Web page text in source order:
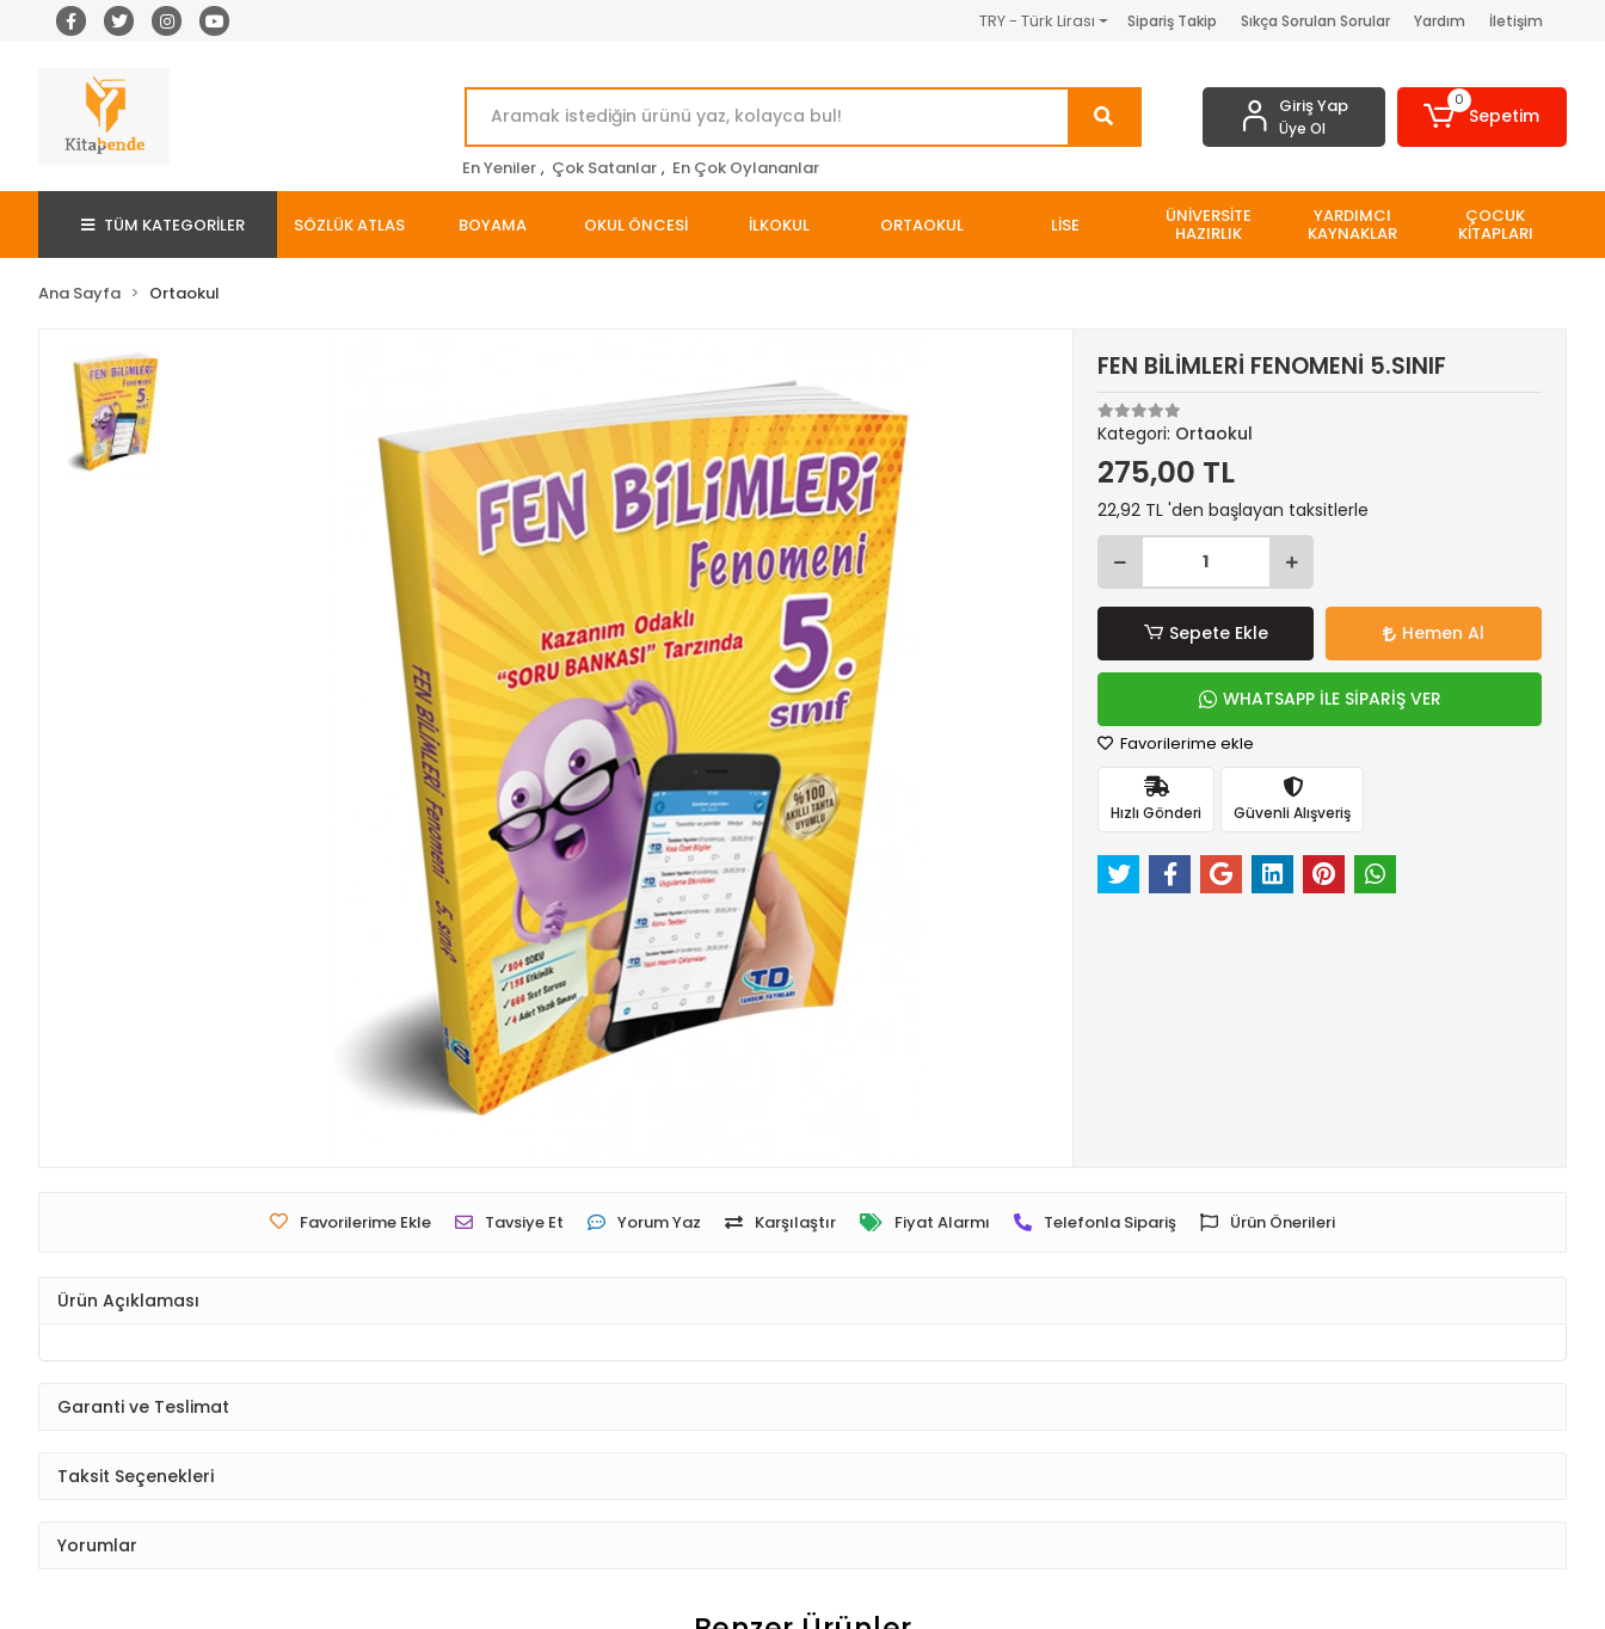
TRY - Türk Lirası Sipariş Takip Sıkça Sorulan Sorular Yardım İletişim
En Yeniler , Çok Satanlar , En Çok Oylananlar
Giriş Yap
Üye Ol
0
Sepetim
TÜM KATEGORİLER SÖZLÜK ATLAS BOYAMA OKUL ÖNCESİ İLKOKUL ORTAOKUL LİSE ÜNİVERSİTE
HAZIRLIK
YARDIMCI
KAYNAKLAR
ÇOCUK
KİTAPLARI
Ana Sayfa Ortaokul
FEN BİLİMLERİ FENOMENİ 5.SINIF
Kategori: Ortaokul
275,00 TL
22,92 TL 'den başlayan taksitlerle
Sepete Ekle Hemen Al
WHATSAPP İLE SİPARİŞ VER
Favorilerime ekle
Hızlı Gönderi Güvenli Alışveriş
Favorilerime Ekle Tavsiye Et Yorum Yaz Karşılaştır Fiyat Alarmı Telefonla Sipariş Ürün Önerileri
Ürün Açıklaması
Garanti ve Teslimat
Taksit Seçenekleri
Yorumlar